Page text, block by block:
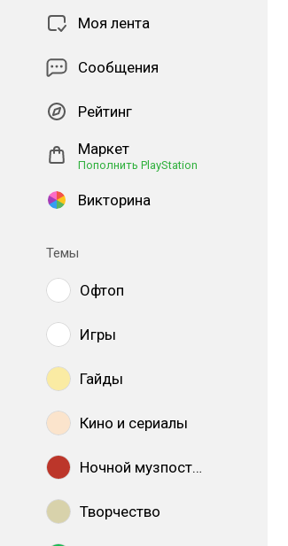
Моя лента
Сообщения
Рейтинг
Маркет
Пополнить PlayStation
Викторина
Темы
Офтоп
Игры
Гайды
Кино и сериалы
Ночной музпостинг
Творчество